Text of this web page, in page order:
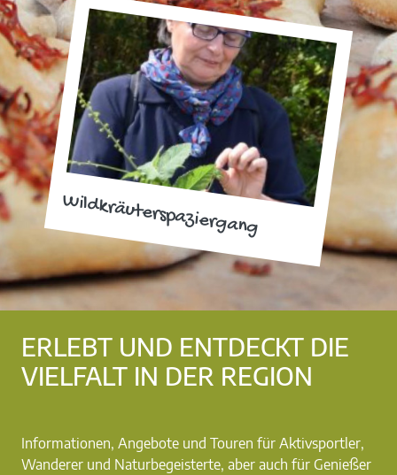
Wildkräuterspaziergang
ERLEBT UND ENTDECKT DIE
VIELFALT IN DER REGION
Informationen, Angebote und Touren für Aktivsportler,
Wanderer und Naturbegeisterte, aber auch für Genießer